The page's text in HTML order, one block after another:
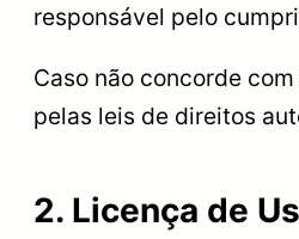
responsável pelo
Caso não concorde
pelas leis de direitos
2. Licença de